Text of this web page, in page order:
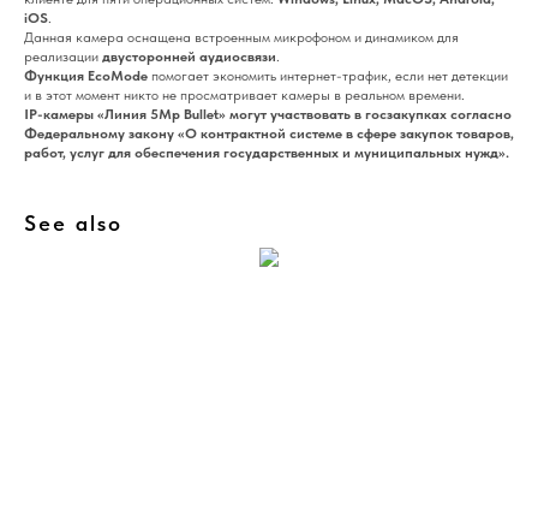
iOS.
Данная камера оснащена встроенным микрофоном и динамиком для
реализации двусторонней аудиосвязи.
Функция EcoMode помогает экономить интернет-трафик, если нет детекции
и в этот момент никто не просматривает камеры в реальном времени.
IP-камеры «Линия 5Mp Bullet» могут участвовать в госзакупках согласно
Федеральному закону «О контрактной системе в сфере закупок товаров,
работ, услуг для обеспечения государственных и муниципальных нужд».
See also